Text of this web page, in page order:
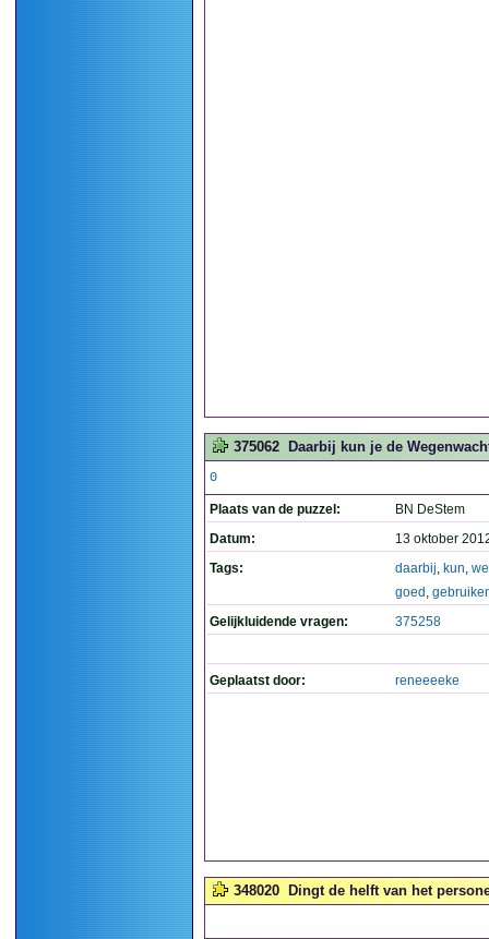
375062 Daarbij kun je de
0
Plaats van de puzzel:
BN DeStem
Datum:
13 oktober
Tags:
daarbij, kun,
goed ,
Gelijkluidende vragen:
375258
Geplaatst door: reneeeeke
348020 Dingt de helft van het